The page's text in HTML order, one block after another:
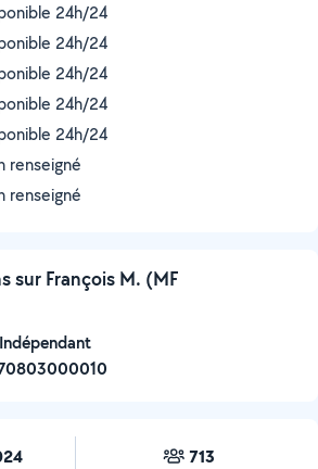
24h/24
24h/24
24h/24
24h/24
24h/24
renseigné
renseigné
sur François M. (MF
713